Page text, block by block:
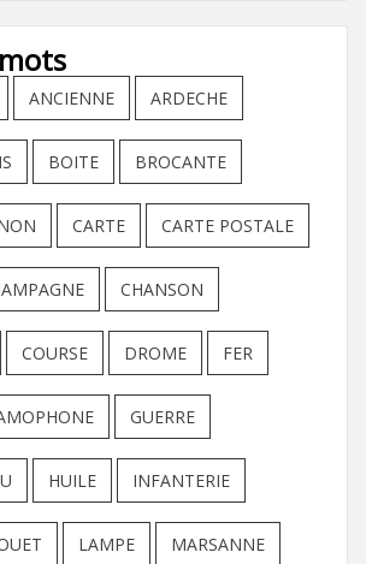
ANCIENNE ARDECHE
BOITE BROCANTE
CARTE CARTE POSTALE
CHANSON
COURSE DROME FER
GUERRE
HUILE INFANTERIE
LAMPE MARSANNE